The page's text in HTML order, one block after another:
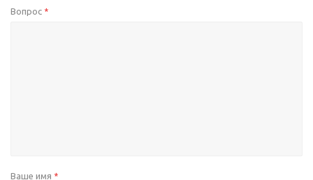
Вопрос *
Ваше имя *